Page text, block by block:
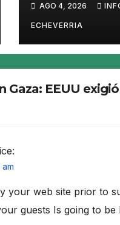
abrirse una
oportunidad
Argentina
AGO 4, 2026
ECHEVERRIA
Gaza: EEUU
your web site prior to
guests Is going to